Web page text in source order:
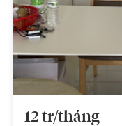
12 tr/tháng